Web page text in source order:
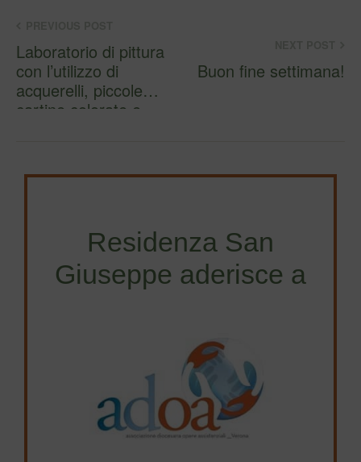
Laboratorio di pittura
con l’utilizzo di
acquerelli, piccole
cartine colorate e …
Buon fine settimana!
Residenza San
Giuseppe aderisce a